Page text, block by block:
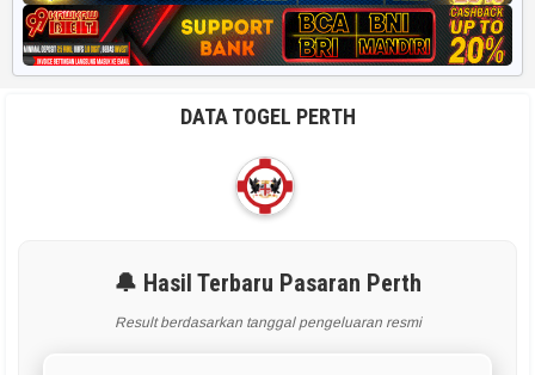
DATA TOGEL PERTH
🔔 Hasil Terbaru Pasaran Perth
Result berdasarkan tanggal pengeluaran resmi